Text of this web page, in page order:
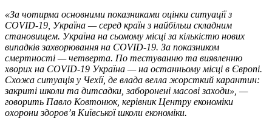
«За чотирма основними показниками оцінки ситуації з
COVID-19, Україна — серед країн з найбільш складним
становищем. Україна на сьомому місці за кількістю нових
випадків захворювання на COVID-19. За показником
смертності — четверта. По тестуванню та виявленню
хворих на COVID-19 Україна — на останньому місці в Європі.
Схожа ситуація у Чехії, де влада велла жорсткий карантин:
закриті школи та дитсадки, заборонені масові заходи», —
говорить Павло Ковтонюк, керівник Центру економіки
охорони здоров’я Київської школи економіки.